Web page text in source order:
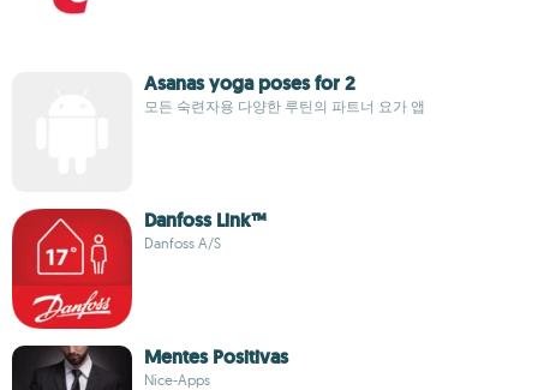
Asanas yoga poses for 2
모든 숙련자용 다양한 루틴의 파트너 요가 앱
Danfoss Link™
Danfoss A/S
Mentes Positivas
Nice-Apps